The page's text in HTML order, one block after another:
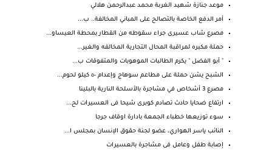
موعد جنازة شهيد الغربة محمد عبدالرحمن هلالي
أمر الدفع الخاصة بالتصالح على المباني المخالفة.. ب...
مصرع شاب عسيرى جراء سقوطه من القطار بمحطة العيساو...
حملة مكبره لمراقبة المحال التجارية المخالفه والغير...
" أبو الفضل " يكرم الطالبات الموهوبات والمتفوقات ب...
الشبح يشن حملة على مطاعم سوهاج وإعدام ٥٠ كيلو لحوم...
مصرع 3 أشخاص في مشاجرة بالأسلحة النارية بالبلينا
ارتفاع ضحايا حادث تصادم كوبرى شيحا فى العسيرات لح...
سوء توزيعها خطباء الجمعة بادارة اوقاف جرجا
النائب ياسر الهواري، عضو لجنة حقوق الإنسان بمجلس ا...
إصابة طفل وعامل فى مشاجرة بالعسيرات